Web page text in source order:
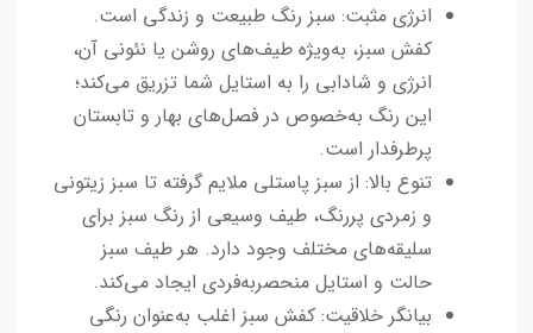
انرژی مثبت: سبز رنگ طبیعت و زندگی است.
کفش سبز، به‌ویژه طیف‌های روشن یا نئونی آن،
انرژی و شادابی را به استایل شما تزریق می‌کند؛
این رنگ به‌خصوص در فصل‌های بهار و تابستان
پرطرفدار است.
تنوع بالا: از سبز پاستلی ملایم گرفته تا سبز زیتونی
و زمردی پررنگ، طیف وسیعی از رنگ سبز برای
سلیقه‌های مختلف وجود دارد. هر طیف سبز
حالت و استایل منحصربه‌فردی ایجاد می‌کند.
بیانگر خلاقیت: کفش سبز اغلب به‌عنوان رنگی